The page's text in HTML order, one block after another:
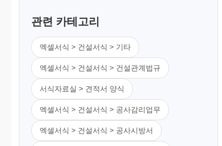
관련 카테고리
엑셀서식 > 건설서식 > 기타
엑셀서식 > 건설서식 > 건설관계법규
서식자료실 > 견적서 양식
엑셀서식 > 건설서식 > 공사감리업무
엑셀서식 > 건설서식 > 공사시방서